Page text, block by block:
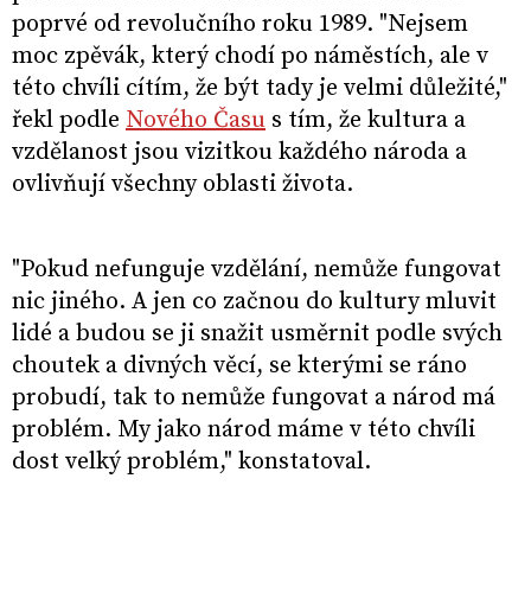
poprvé od revolučního roku 1989. "Nejsem
moc zpěvák, který chodí po náměstích, ale v
této chvíli cítím, že být tady je velmi důležité,"
řekl podle Nového Času s tím, že kultura a
vzdělanost jsou vizitkou každého národa a
ovlivňují všechny oblasti života.
"Pokud nefunguje vzdělání, nemůže fungovat
nic jiného. A jen co začnou do kultury mluvit
lidé a budou se ji snažit usměrnit podle svých
choutek a divných věcí, se kterými se ráno
probudí, tak to nemůže fungovat a národ má
problém. My jako národ máme v této chvíli
dost velký problém," konstatoval.